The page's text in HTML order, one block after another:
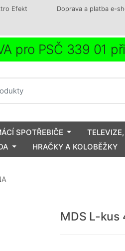
Efekt Doprava a platba e-
pro PSČ 339 01
SPOTŘEBIČE
HRAČKY A KOLOBĚŽKY
MDS L-kus